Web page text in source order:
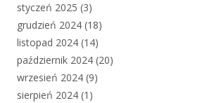
styczeń 2025 (3)
grudzień 2024 (18)
listopad 2024 (14)
październik 2024 (20)
wrzesień 2024 (9)
sierpień 2024 (1)